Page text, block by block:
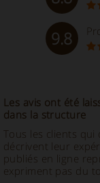
9.8
Les avis ont été
dans la structure
Tous les clients
décrivent leur
publiés en ligne
expriment pas du